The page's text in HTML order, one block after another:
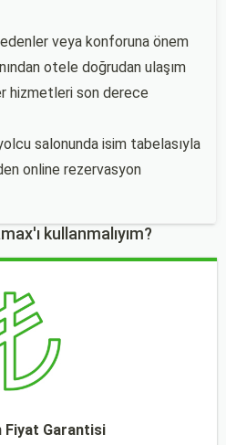
veya konforuna önem
otele doğrudan ulaşım
hizmetleri son derece
salonunda isim tabelasıyla
online rezervasyon
kullanmalıyım?
Fiyat Garantisi